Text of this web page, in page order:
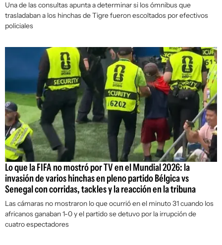
Una de las consultas apunta a determinar si los ómnibus que
trasladaban a los hinchas de Tigre fueron escoltados por efectivos
policiales
Lo que la FIFA no mostró por TV en el Mundial 2026: la
invasión de varios hinchas en pleno partido Bélgica vs
Senegal con corridas, tackles y la reacción en la tribuna
Las cámaras no mostraron lo que ocurrió en el minuto 31 cuando los
africanos ganaban 1-0 y el partido se detuvo por la irrupción de
cuatro espectadores